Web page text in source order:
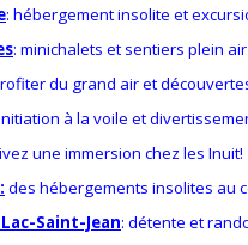
: hébergement insolite et
: minichalets et sentiers plein
du grand air et
à la voile et
une immersion chez les Inuit!
des hébergements insolites au
Saint-Jean: détente et